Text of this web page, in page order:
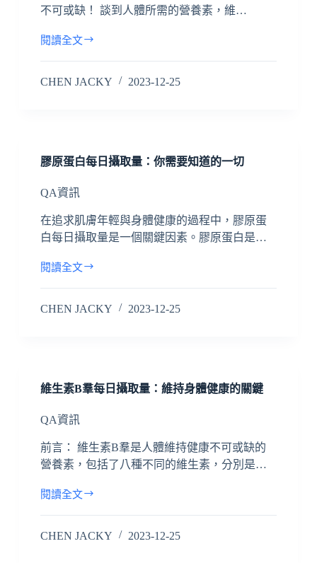
不可或缺！ 談到人體所需的營養素，維…
閱讀全文
CHEN JACKY 2023-12-25
膠原蛋白每日攝取量：你需要知道的一切
QA資訊
在追求肌膚年輕與身體健康的過程中，膠原蛋
白每日攝取量是一個關鍵因素。膠原蛋白是…
閱讀全文
CHEN JACKY 2023-12-25
維生素B羣每日攝取量：維持身體健康的關鍵
QA資訊
前言： 維生素B羣是人體維持健康不可或缺的
營養素，包括了八種不同的維生素，分別是…
閱讀全文
CHEN JACKY 2023-12-25